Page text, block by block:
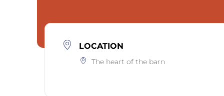
LOCATION
The heart of the barn